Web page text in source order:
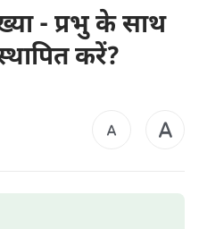
- प्रभु के साथ
करें?